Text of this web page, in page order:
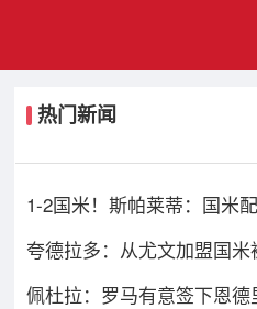
热门新闻
1-2国米！斯帕莱蒂：国米配
夸德拉多：从尤文加盟国米
佩杜拉：罗马有意签下恩德